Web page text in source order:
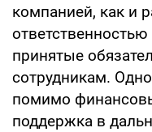
компанией, как и
принятые
сотрудникам.
помимо
поддержка в